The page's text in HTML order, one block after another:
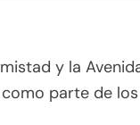
y la
parte de